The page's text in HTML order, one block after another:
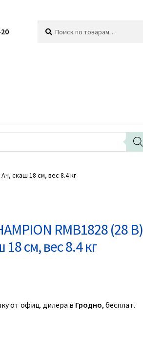
скаш 18 см, вес 8.4 кг
RMB1828 (28 В)
см, вес 8.4 кг
от офиц. дилера в Гродно, бесплат.